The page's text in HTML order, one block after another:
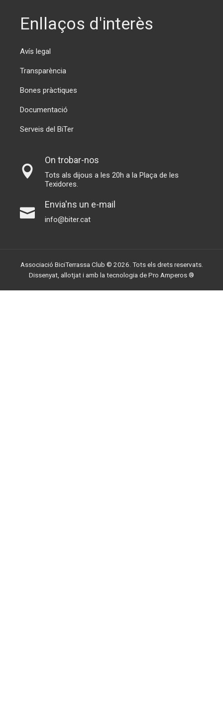
Enllaços d'interès
Avís legal
Transparència
Bones pràctiques
Documentació
Serveis del BiTer
On trobar-nos
Tots als dijous a les 20h a la Plaça de les
Texidores.
Envia'ns un e-mail
info@biter.cat
Associació BiciTerrassa Club © 2026. Tots els drets reservats.
Dissenyat, allotjat i amb la tecnologia dePro Amperos ®